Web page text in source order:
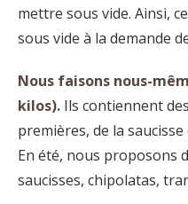
mettre sous vide. Ainsi,
sous vide à la demande
Nous faisons nous-
kilos). Ils contiennent
premières, de la
En été, nous proposons
saucisses, chipolatas,